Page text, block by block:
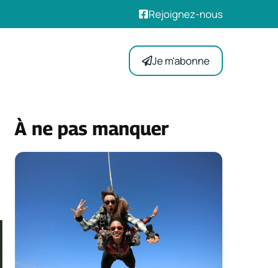
Rejoignez-nous
Je m'abonne
À ne pas manquer